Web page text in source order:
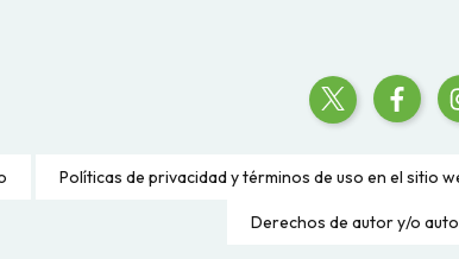
Políticas de privacidad y términos de uso en el sitio
Derechos de autor y/o